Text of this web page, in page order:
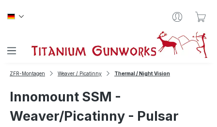
ZFR-Montagen Weaver / Picatinny Thermal / Night Vision
Innomount SSM -
Weaver/Picatinny - Pulsar